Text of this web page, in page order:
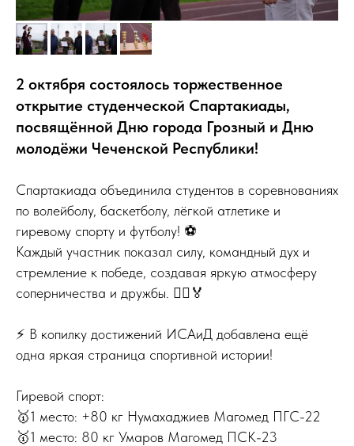
2 октября состоялось торжественное
открытие студенческой Спартакиады,
посвящённой Дню города Грозный и Дню
молодёжи Чеченской Республики!
Спартакиада объединила студентов в соревнованиях
по волейболу, баскетболу, лёгкой атлетике и
гиревому спорту и футболу! ⚽️
Каждый участник показал силу, командный дух и
стремление к победе, создавая яркую атмосферу
соперничества и дружбы. 🏃‍♂️🏅
⚡ В копилку достижений ИСАиД добавлена ещё
одна яркая страница спортивной истории!
Гиревой спорт:
🥇1 место: +80 кг Нумахаджиев Магомед ПГС-22
🥇1 место: 80 кг Умаров Магомед ПСК-23